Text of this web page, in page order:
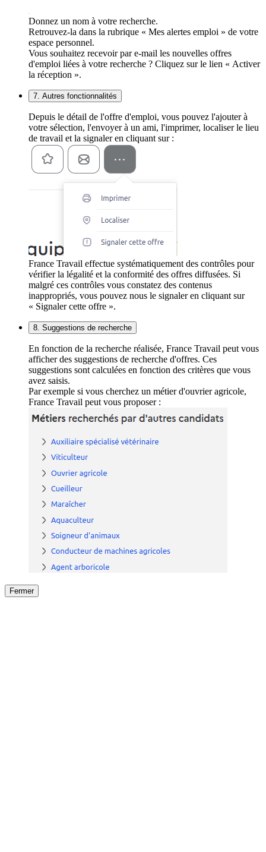
Donnez un nom à votre recherche.
Retrouvez-la dans la rubrique « Mes alertes emploi » de votre
espace personnel.
Vous souhaitez recevoir par e-mail les nouvelles offres
d'emploi liées à votre recherche ? Cliquez sur le lien « Activer
la réception ».
7. Autres fonctionnalités
Depuis le détail de l'offre d'emploi, vous pouvez l'ajouter à
votre sélection, l'envoyer à un ami, l'imprimer, localiser le lieu
de travail et la signaler en cliquant sur :
France Travail effectue systématiquement des contrôles pour
vérifier la légalité et la conformité des offres diffusées. Si
malgré ces contrôles vous constatez des contenus
inappropriés, vous pouvez nous le signaler en cliquant sur
« Signaler cette offre ».
8. Suggestions de recherche
En fonction de la recherche réalisée, France Travail peut vous
afficher des suggestions de recherche d'offres. Ces
suggestions sont calculées en fonction des critères que vous
avez saisis.
Par exemple si vous cherchez un métier d'ouvrier agricole,
France Travail peut vous proposer :
Fermer